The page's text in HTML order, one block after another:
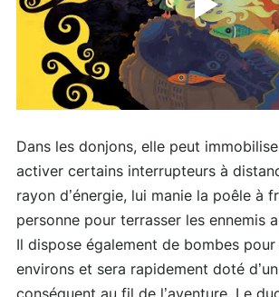
Dans les donjons, elle peut
activer certains interrupteurs à
rayon d’énergie, lui manie la poêle à
personne pour terrasser les ennemis
Il dispose également de bombes
environs et sera rapidement doté
conséquent au fil de l’aventure. Le